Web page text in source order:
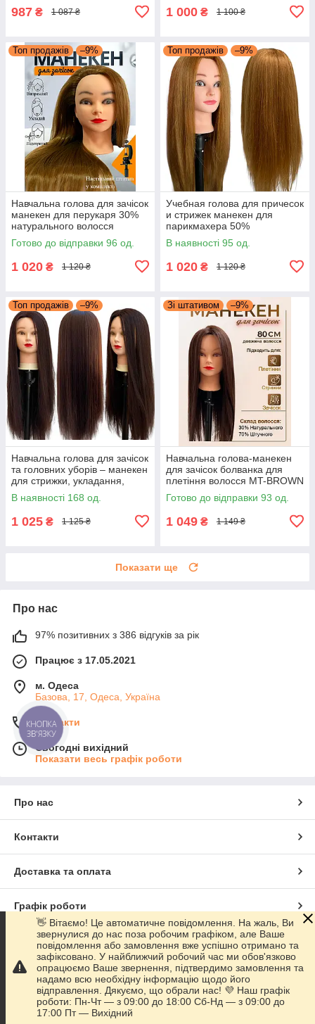
987 ₴ 1 087 ₴ 1 000 ₴ 1 100 ₴
Топ продажів –9%
Навчальна голова для зачісок
манекен для перукаря 30%
натурального волосся
довжина 65-70см, світлий
каштан HT-30B-1#
Готово до відправки 96 од.
1 020 ₴ 1 120 ₴
Топ продажів –9%
Учебная голова для причесок
и стрижек манекен для
парикмахера 50%
натуральные волосы длина
65-70см рижее-золото
В наявності 95 од.
1 020 ₴ 1 120 ₴
Топ продажів –9%
Навчальна голова для зачісок
та головних уборів – манекен
для стрижки, укладання,
плетіння 80см, 30% натур.
волосся
В наявності 168 од.
1 025 ₴ 1 125 ₴
Зі штативом –9%
Навчальна голова-манекен
для зачісок болванка для
плетіння волосся MT-BROWN
довжина 75-80см гофре
Темно-коричнева
Готово до відправки 93 од.
1 049 ₴ 1 149 ₴
Показати ще
Про нас
97% позитивних з 386 відгуків за рік
Працює з 17.05.2021
м. Одеса
Базова, 17, Одеса, Україна
Контакти
Сьогодні вихідний
Показати весь графік роботи
Про нас
Контакти
Доставка та оплата
Графік роботи
Повна версія сайту
Сайт створено на маркетплейсі Prom.ua
Політика конфіденційності
👋 Вітаємо! Це автоматичне повідомлення. На жаль, Ви
звернулися до нас поза робочим графіком, але Ваше
повідомлення або замовлення вже успішно отримано та
зафіксовано. У найближчий робочий час ми обов'язково
опрацюємо Ваше звернення, підтвердимо замовлення та
надамо всю необхідну інформацію щодо його
відправлення. Дякуємо, що обрали нас! 💜 Наш графік
роботи: Пн-Чт — з 09:00 до 18:00 Сб-Нд — з 09:00 до
17:00 Пт — Вихідний
КНОПКА
ЗВ'ЯЗКУ